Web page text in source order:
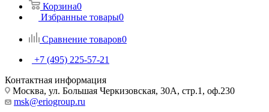
Корзина0
Избранные товары0
Сравнение товаров0
+7 (495) 225-57-21
Контактная информация
Москва, ул. Большая Черкизовская, 30А, стр.1, оф.230
msk@eriogroup.ru